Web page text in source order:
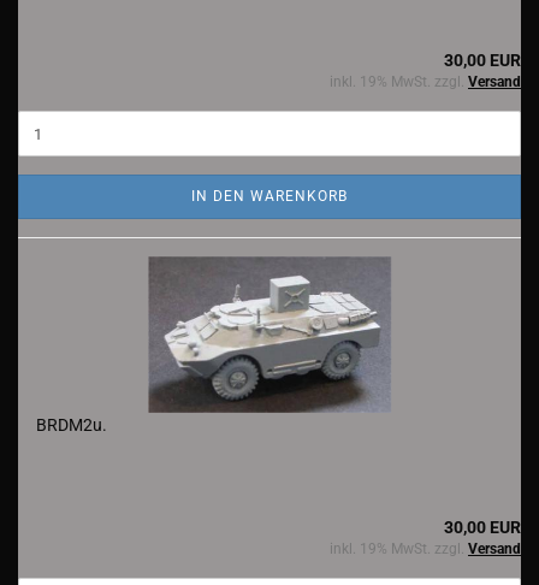
30,00 EUR
inkl. 19% MwSt. zzgl. Versand
IN DEN WARENKORB
BRDM2u.
30,00 EUR
inkl. 19% MwSt. zzgl. Versand